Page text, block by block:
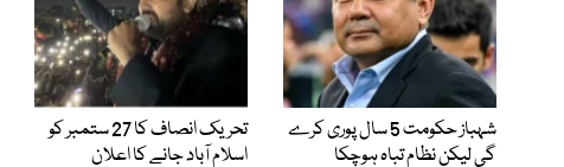
شہباز حکومت 5 سال پوری کرے
گی لیکن نظام تباہ ہوچکا
تحریک انصاف کا 27 ستمبر کو
اسلام آباد جانے کا اعلان